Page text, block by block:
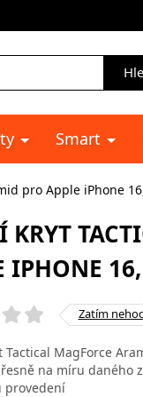
Smart
pro Apple iPhone
KRYT
IPHONE
Zatím
Tactical MagForce
na míru daného
provedení